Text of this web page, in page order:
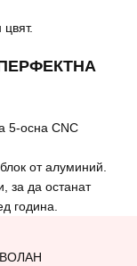
5-осна CNC
от алуминий.
за да останат
година.